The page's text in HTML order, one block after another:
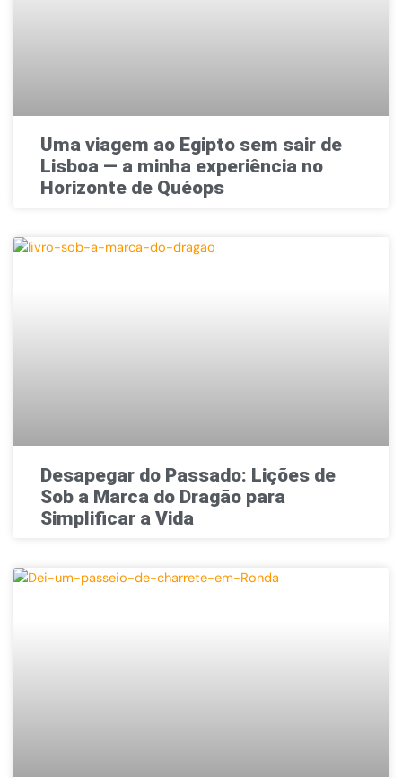
Uma viagem ao Egipto sem sair de
Lisboa — a minha experiência no
Horizonte de Quéops
Desapegar do Passado: Lições de
Sob a Marca do Dragão para
Simplificar a Vida